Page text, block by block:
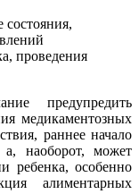
состояния,
проведения
предупредить
медикаментозных
раннее начало
а, наоборот, может
ребенка, особенно
алиментарных